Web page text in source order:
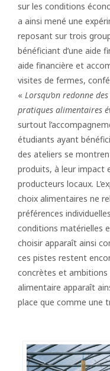
sur les conditions
a ainsi mené une
reposant sur trois
bénéficiant d’une aide
aide financière et
visites de fermes,
« Lorsqu’on redonne
pratiques alimentaires
surtout
étudiants ayant
des ateliers se
produits, à leur impact
producteurs locaux.
choix alimentaires ne
préférences
conditions matérielles
choisir apparaît ainsi
ces pistes restent
concrètes et
alimentaire apparaît
place que comme une